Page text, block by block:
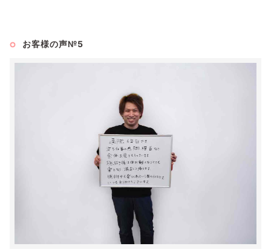
お客様の声№5